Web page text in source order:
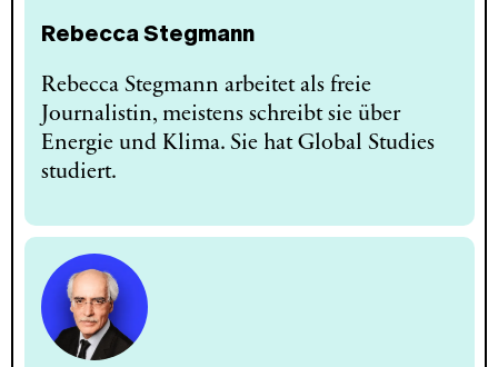
Rebecca Stegmann
Rebecca Stegmann arbeitet als freie
Journalistin, meistens schreibt sie über
Energie und Klima. Sie hat Global Studies
studiert.